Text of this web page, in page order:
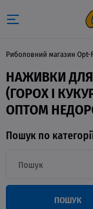
Риболовний магазин Opt-
НАЖИВКИ
(ГОРОХ І
ОПТОМ
Пошук по
ПОШУК